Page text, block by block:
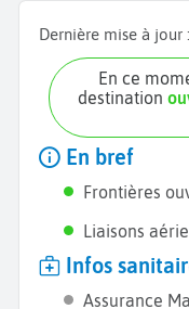
Dernière mise à jour :
En ce moment, Marrakech est une
destination
En bref
Frontières
Liaisons
Infos
Assurance